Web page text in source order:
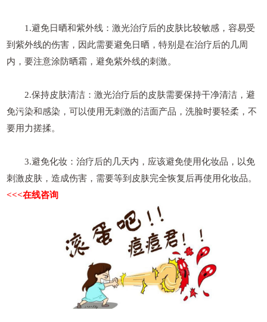
1.避免日晒和紫外线：激光治疗后的皮肤比较敏感，容易受
到紫外线的伤害，因此需要避免日晒，特别是在治疗后的几周
内，要注意涂防晒霜，避免紫外线的刺激。
2.保持皮肤清洁：激光治疗后的皮肤需要保持干净清洁，避
免污染和感染，可以使用无刺激的洁面产品，洗脸时要轻柔，不
要用力搓揉。
3.避免化妆：治疗后的几天内，应该避免使用化妆品，以免
刺激皮肤，造成伤害，需要等到皮肤完全恢复后再使用化妆品。
<<<在线咨询